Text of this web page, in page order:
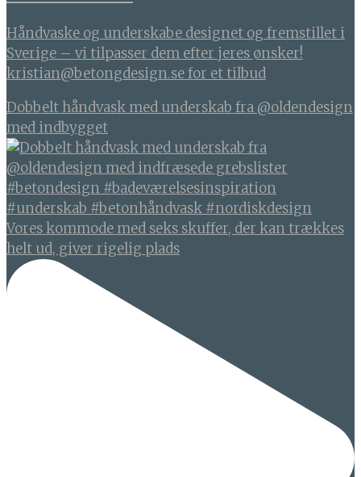
Håndvaske og underskabe designet og fremstillet i
Sverige – vi tilpasser dem efter jeres ønsker!
kristian@betongdesign.se for et tilbud
Dobbelt håndvask med underskab fra @oldendesign
med indbygget
Vores kommode med seks skuffer, der kan trækkes
helt ud, giver rigelig plads